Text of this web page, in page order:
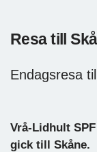
Resa till
Endagsresa
Vrå-Lidhult
gick till Skåne.